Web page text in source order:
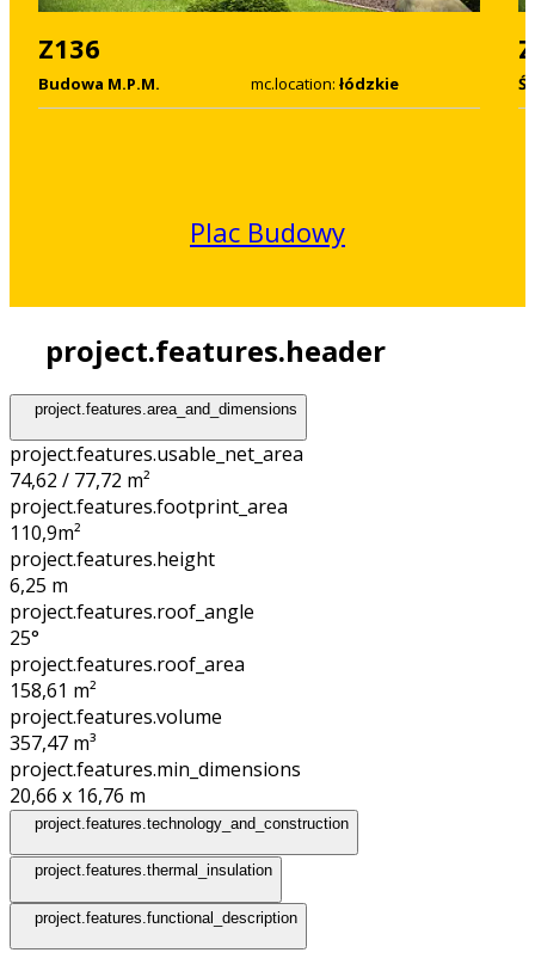
Z136
Budowa M.P.M. mc.location: łódzkie
Plac Budowy
project.features.header
project.features.area_and_dimensions
project.features.usable_net_area
74,62 / 77,72 m²
project.features.footprint_area
110,9m²
project.features.height
6,25 m
project.features.roof_angle
25°
project.features.roof_area
158,61 m²
project.features.volume
357,47 m³
project.features.min_dimensions
20,66 x 16,76 m
project.features.technology_and_construction
project.features.thermal_insulation
project.features.functional_description